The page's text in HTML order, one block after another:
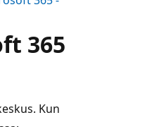
365
Kun